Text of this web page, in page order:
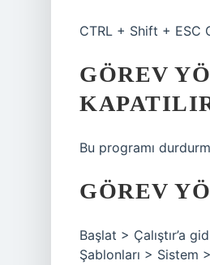
CTRL + Shift + ESC
GÖREV
Bu programı
GÖREV
Başlat > Çalıştır’a
Şablonları > Sistem